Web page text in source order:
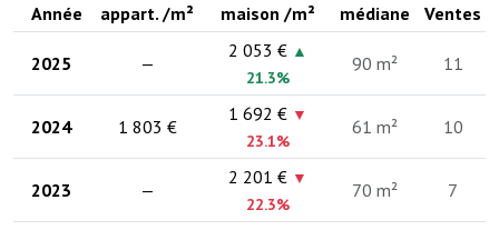
Année
appart. /m²
maison /m²
médiane
Ventes
2025 —
2 053 € ▲
21.3%
90 m² 11
2024 1 803 €
1 692 € ▼
23.1%
61 m² 10
2023 —
2 201 € ▼
22.3%
70 m² 7